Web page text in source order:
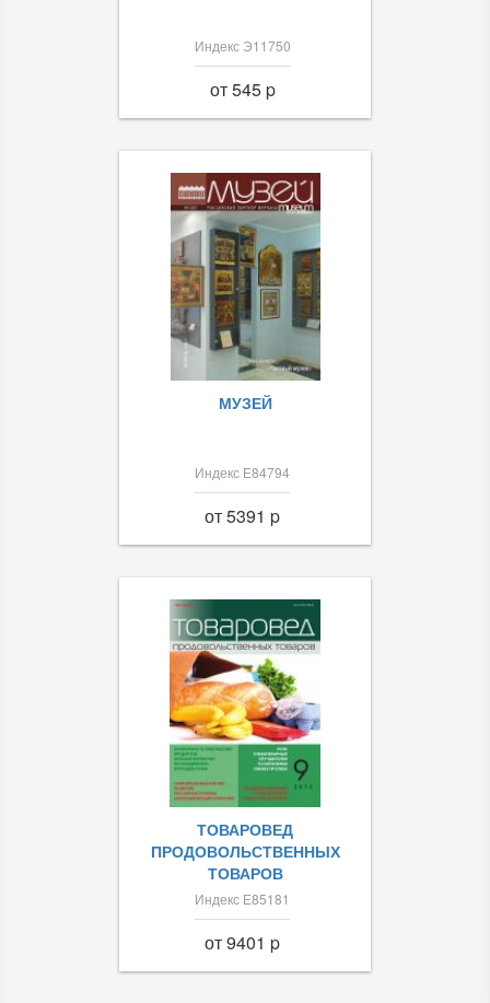
Индекс Э11750
от 545 p
МУЗЕЙ
Индекс Е84794
от 5391 p
ТОВАРОВЕД
ПРОДОВОЛЬСТВЕННЫХ
ТОВАРОВ
Индекс Е85181
от 9401 p